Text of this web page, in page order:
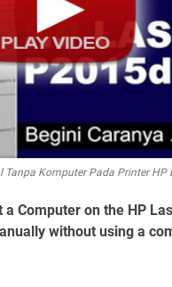
Tanpa Komputer Pada Printer HP
Computer on the HP
without using a